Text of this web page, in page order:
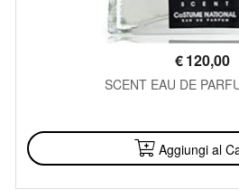
€120,00
SCENT EAU DE
Aggiungi al